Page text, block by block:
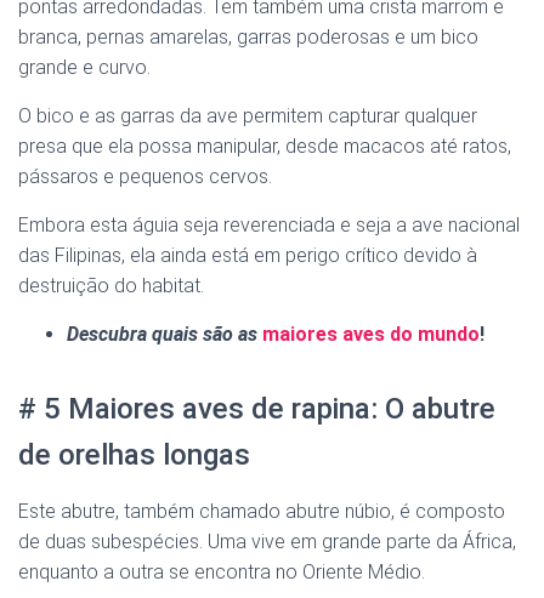
pontas arredondadas. Tem também uma crista marrom e
branca, pernas amarelas, garras poderosas e um bico
grande e curvo.
O bico e as garras da ave permitem capturar qualquer
presa que ela possa manipular, desde macacos até ratos,
pássaros e pequenos cervos.
Embora esta águia seja reverenciada e seja a ave nacional
das Filipinas, ela ainda está em perigo crítico devido à
destruição do habitat.
Descubra quais são as maiores aves do mundo!
# 5 Maiores aves de rapina: O abutre
de orelhas longas
Este abutre, também chamado abutre núbio, é composto
de duas subespécies. Uma vive em grande parte da África,
enquanto a outra se encontra no Oriente Médio.